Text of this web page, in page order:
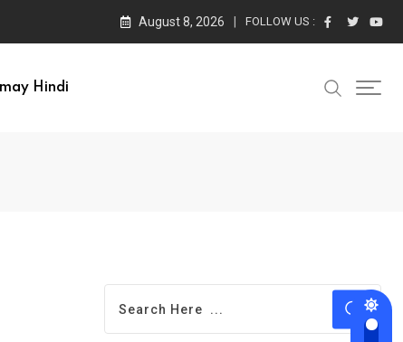
August 8, 2026 FOLLOW US :
Hindi